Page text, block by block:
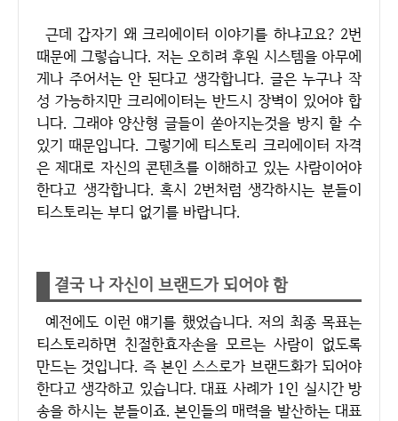
근데 갑자기 왜 크리에이터 이야기를 하냐고요? 2번
때문에 그렇습니다. 저는 오히려 후원 시스템을 아무에
게나 주어서는 안 된다고 생각합니다. 글은 누구나 작
성 가능하지만 크리에이터는 반드시 장벽이 있어야 합
니다. 그래야 양산형 글들이 쏟아지는것을 방지 할 수
있기 때문입니다. 그렇기에 티스토리 크리에이터 자격
은 제대로 자신의 콘텐츠를 이해하고 있는 사람이어야
한다고 생각합니다. 혹시 2번처럼 생각하시는 분들이
티스토리는 부디 없기를 바랍니다.
결국 나 자신이 브랜드가 되어야 함
예전에도 이런 얘기를 했었습니다. 저의 최종 목표는
티스토리하면 친절한효자손을 모르는 사람이 없도록
만드는 것입니다. 즉 본인 스스로가 브랜드화가 되어야
한다고 생각하고 있습니다. 대표 사례가 1인 실시간 방
송을 하시는 분들이죠. 본인들의 매력을 발산하는 대표